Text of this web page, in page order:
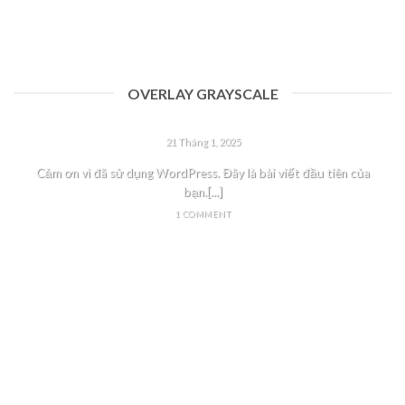
OVERLAY GRAYSCALE
21 Tháng 1, 2025
Cảm ơn vì đã sử dụng WordPress. Đây là bài viết đầu tiên của
bạn.[...]
1 COMMENT